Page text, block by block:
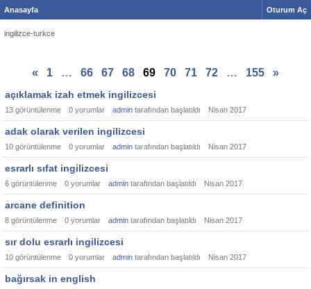
Anasayfa Oturum Aç
ingilizce-turkce
« 1 … 66 67 68 69 70 71 72 … 155 »
açıklamak izah etmek ingilizcesi
13 görüntülenme 0 yorumlar admin tarafından başlatıldı Nisan 2017
adak olarak verilen ingilizcesi
10 görüntülenme 0 yorumlar admin tarafından başlatıldı Nisan 2017
esrarlı sıfat ingilizcesi
6 görüntülenme 0 yorumlar admin tarafından başlatıldı Nisan 2017
arcane definition
8 görüntülenme 0 yorumlar admin tarafından başlatıldı Nisan 2017
sır dolu esrarlı ingilizcesi
10 görüntülenme 0 yorumlar admin tarafından başlatıldı Nisan 2017
bağırsak in english